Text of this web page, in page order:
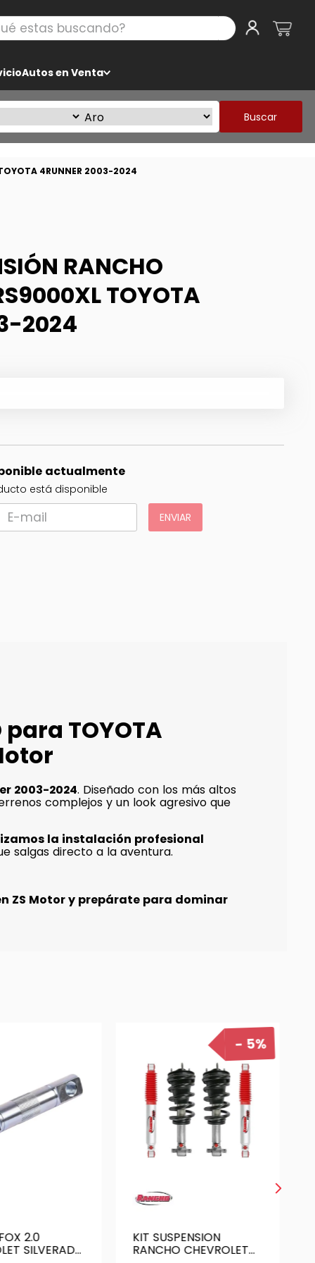
buscando?
Autos en Venta
Buscar
4RUNNER 2003-2024
RANCHO
TOYOTA
2024
actualmente
está disponible
ENVIAR
TOYOTA
2003-2024. Diseñado con los más altos
complejos y un look agresivo que
la instalación profesional
salgas directo a la aventura.
ZS Motor y prepárate para dominar
2.0
SILVERADO
5%
KIT SUSPENSION
RANCHO CHEVROLET